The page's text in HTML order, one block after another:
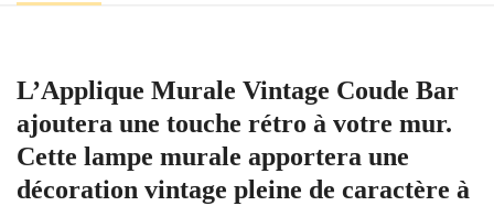
L’Applique Murale Vintage Coude Bar
ajoutera une touche rétro à votre mur.
Cette lampe murale apportera une
décoration vintage pleine de caractère à